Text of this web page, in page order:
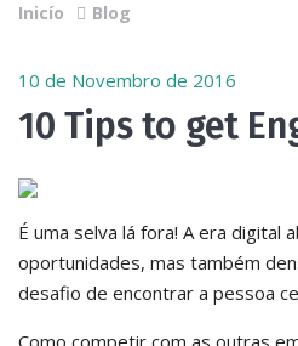
Inicío Blog
10 de Novembro de 2016
10 Tips to get
É uma selva lá fora! A era digital
oportunidades, mas também
desafio de encontrar a pessoa
Como competir com as outras